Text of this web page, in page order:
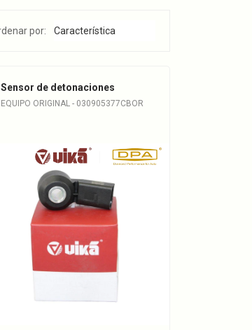
por:
Sensor de detonaciones
EQUIPO ORIGINAL - 030905377CBOR